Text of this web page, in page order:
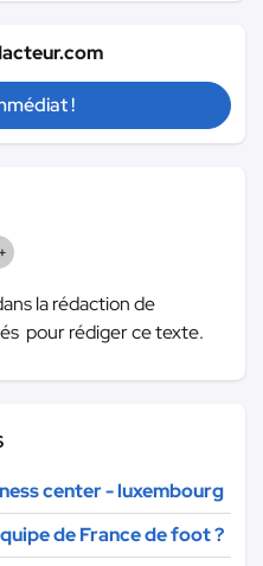
!
la rédaction de
pour rédiger ce texte.
center - luxembourg
de France de foot ?